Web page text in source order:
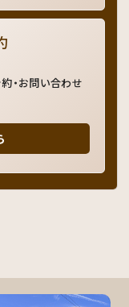
・お問い合わせ